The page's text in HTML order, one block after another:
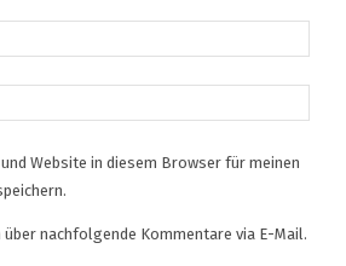
Website in diesem Browser für meinen
nachfolgende Kommentare via E-Mail.